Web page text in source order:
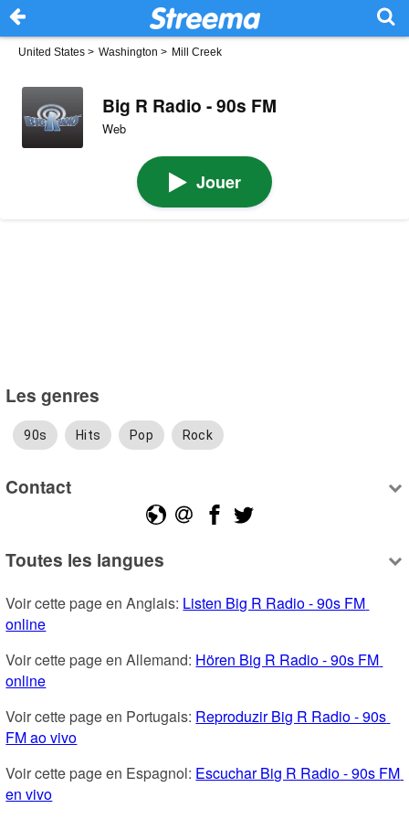
United States > Washington > Mill Creek
Big R Radio - 90s FM
Web
Jouer
Les genres
90s Hits Pop Rock
Contact
Toutes les langues
Voir cette page en Anglais: Listen Big R Radio - 90s FM
online
Voir cette page en Allemand: Hören Big R Radio - 90s FM
online
Voir cette page en Portugais: Reproduzir Big R Radio - 90s
FM ao vivo
Voir cette page en Espagnol: Escuchar Big R Radio - 90s FM
en vivo